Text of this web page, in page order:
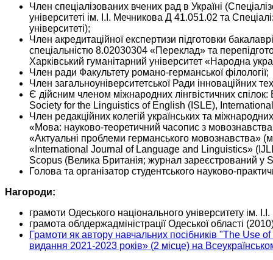
Член спеціалізованих вчених рад в Україні
університеті ім. І.І. Мечникова Д 41.051.02 та
університеті);
Член акредитаційної експертизи підготовки
спеціальністю 8.02030304 «Переклад» та
Харківський гуманітарний університет «Народна
Член ради Факультету романо-германської філології;
Член загальноуніверситетської Ради інноваційних
Є дійсним членом міжнародних лінгвістичних
Society for the Linguistics of English (ISLE),
Член редакційних колегій українських та
«Мова: науково-теоретичний часопис з
«Актуальні проблеми германського мовознавства»
«International Journal of Language and Linguistics»
Scopus (Велика Британія; журнал зареєстрований у
Голова та організатор студентського науково-
Нагороди:
грамоти Одеського національного університету ім.
грамота облдержадміністрації Одеської області
Грамоти як автору навчальних посібників "The
видання 2021-2023 років» (2 місце) на